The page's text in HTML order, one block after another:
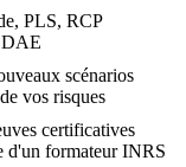
PLS, RCP
DAE
scénarios
vos risques
certificatives
d'un formateur INRS